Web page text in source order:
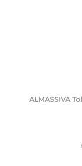
ALMASSIVA